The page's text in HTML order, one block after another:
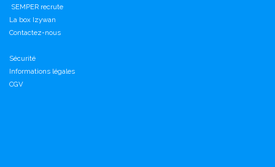
SEMPER recrute
La box Izywan
Contactez-nous
Sécurité
Informations légales
CGV